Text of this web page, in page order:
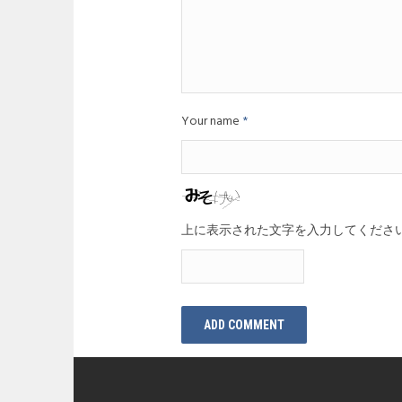
Your name *
上に表示された文字を入力してくださ